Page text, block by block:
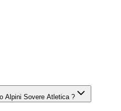
Alpini Sovere Atletica ?